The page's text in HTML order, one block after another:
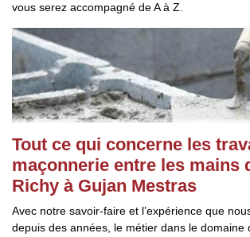
vous serez accompagné de A à Z.
Tout ce qui concerne les
maçonnerie entre les mains
Richy à Gujan Mestras
Avec notre savoir-faire et l’expérience que
depuis des années, le métier dans le domaine